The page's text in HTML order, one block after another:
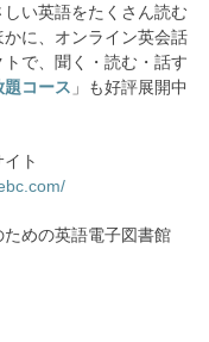
しい英語をたくさん読む
かに、オンライン英会話
で、聞く・読む・話す
題コース 」も好評展開中
ト
めの英語電子図書館